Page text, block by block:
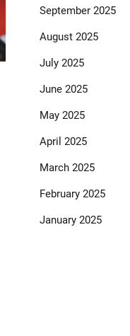
September 2025
August 2025
July 2025
June 2025
May 2025
April 2025
March 2025
February 2025
January 2025